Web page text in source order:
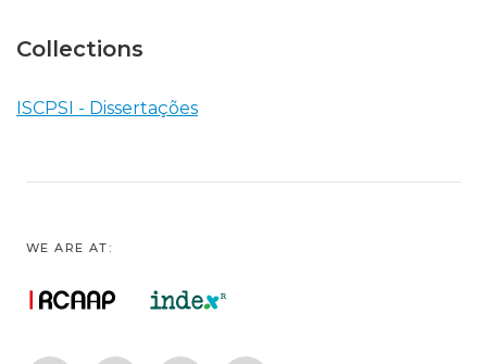
Collections
ISCPSI - Dissertações
WE ARE AT: